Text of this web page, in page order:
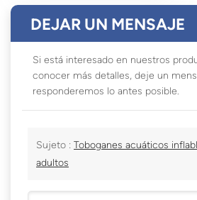
DEJAR UN MENSAJE
Si está interesado en nuestros
conocer más detalles, deje un
responderemos lo antes posible.
Sujeto : Toboganes acuáticos
adultos